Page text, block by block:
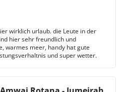
wirklich urlaub. die Leute in der
hier sehr freundlich und
warmes meer, handy hat gute
und super wetter.